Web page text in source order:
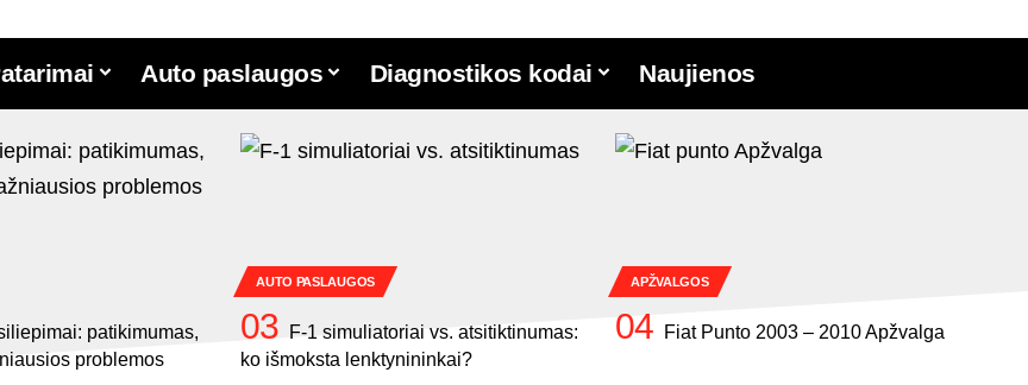
Auto paslaugos Diagnostikos kodai Naujienos
patikimumas,
problemos
AUTO PASLAUGOS
F-1 simuliatoriai vs. atsitiktinumas:
ko išmoksta lenktynininkai?
APŽVALGOS
Fiat Punto 2003 – 2010 Apžvalga